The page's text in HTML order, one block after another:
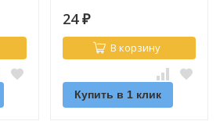
24 ₽
В корзину
Купить в 1 клик